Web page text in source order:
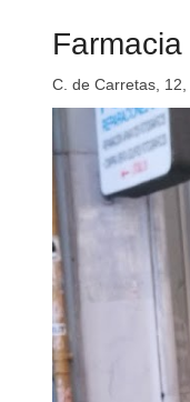
C. de Carretas,